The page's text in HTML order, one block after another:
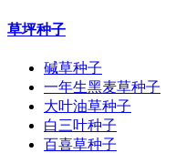
草坪种子
碱草种子
一年生黑麦草种子
大叶油草种子
白三叶种子
百喜草种子